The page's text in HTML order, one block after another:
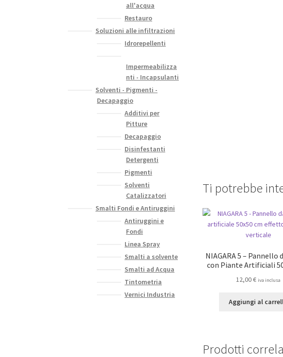
Ti potrebbe
NIAGARA 5 – Pannello
con Piante Artificiali
12,00€ iva inclusa
Aggiungi al
Prodotti
all'acqua
Restauro
Soluzioni alle infiltrazioni
Idrorepellenti
Impermeabilizza
nti - Incapsulanti
Solventi - Pigmenti -
Decapaggio
Additivi per
Pitture
Decapaggio
Disinfestanti
Detergenti
Pigmenti
Solventi
Catalizzatori
Smalti Fondi e Antiruggini
Antiruggini e
Fondi
Linea Spray
Smalti a solvente
Smalti ad Acqua
Tintometria
Vernici Industria